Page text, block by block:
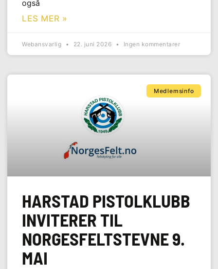
også
LES MER »
Webansvarlig 22. juni 2026 Ingen kommentarer
Medlemsinfo
HARSTAD PISTOLKLUBB
INVITERER TIL
NORGESFELTSTEVNE 9.
MAI